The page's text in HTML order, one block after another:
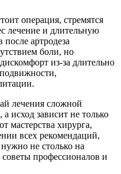
операция, стремятся
лечение и длительную
артродеза
боли, но
из-за длительно
лечения сложной
исход зависит не только
мастерства хирурга,
всех рекомендаций,
не столько на
профессионалов и